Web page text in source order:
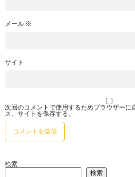
メール ※
サイト
次回のコメントで使用するためブラウザーに
ス、サイトを保存する。
検索
検索